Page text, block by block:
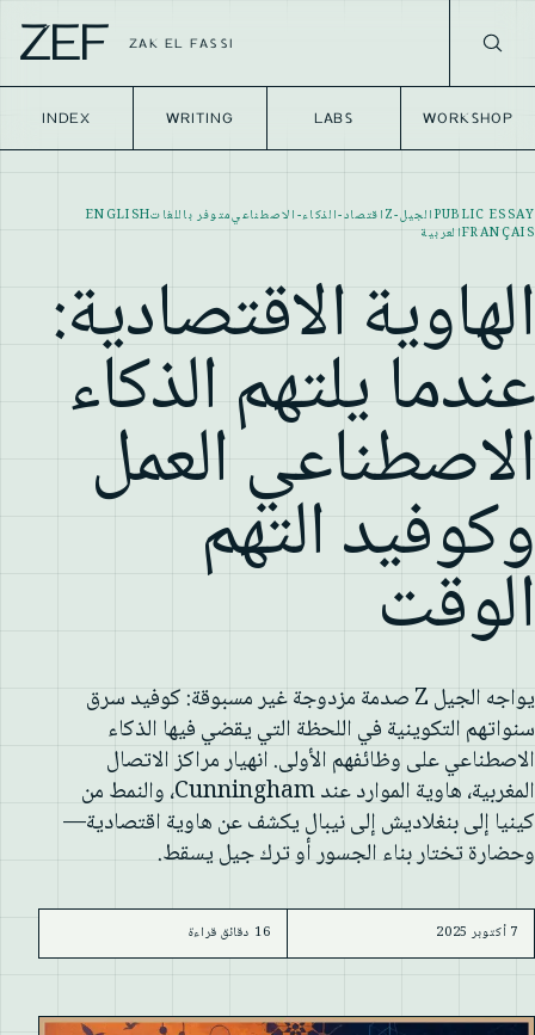
ZEF ZAK EL FASSI
INDEX WRITING LABS WORKSHOP
PUBLIC ESSAYالجيل-Z اقتصاد-الذكاء-الاصطناعيمتوفر باللغاتENGLISH
FRANÇAISالعربية
الهاوية الاقتصادية:
عندما يلتهم الذكاء
الاصطناعي العمل
وكوفيد التهم
الوقت
يواجه الجيل Z صدمة مزدوجة غير مسبوقة: كوفيد سرق
سنواتهم التكوينية في اللحظة التي يقضي فيها الذكاء
الاصطناعي على وظائفهم الأولى. انهيار مراكز الاتصال
المغربية، هاوية الموارد عند Cunningham، والنمط من
كينيا إلى بنغلاديش إلى نيبال يكشف عن هاوية اقتصادية—
وحضارة تختار بناء الجسور أو ترك جيل يسقط.
7 أكتوبر 2025 16 دقائق قراءة